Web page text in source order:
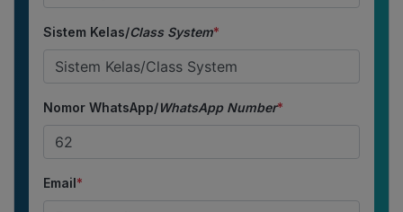
Sistem Kelas/Class System*
Nomor WhatsApp/WhatsApp Number*
Email*